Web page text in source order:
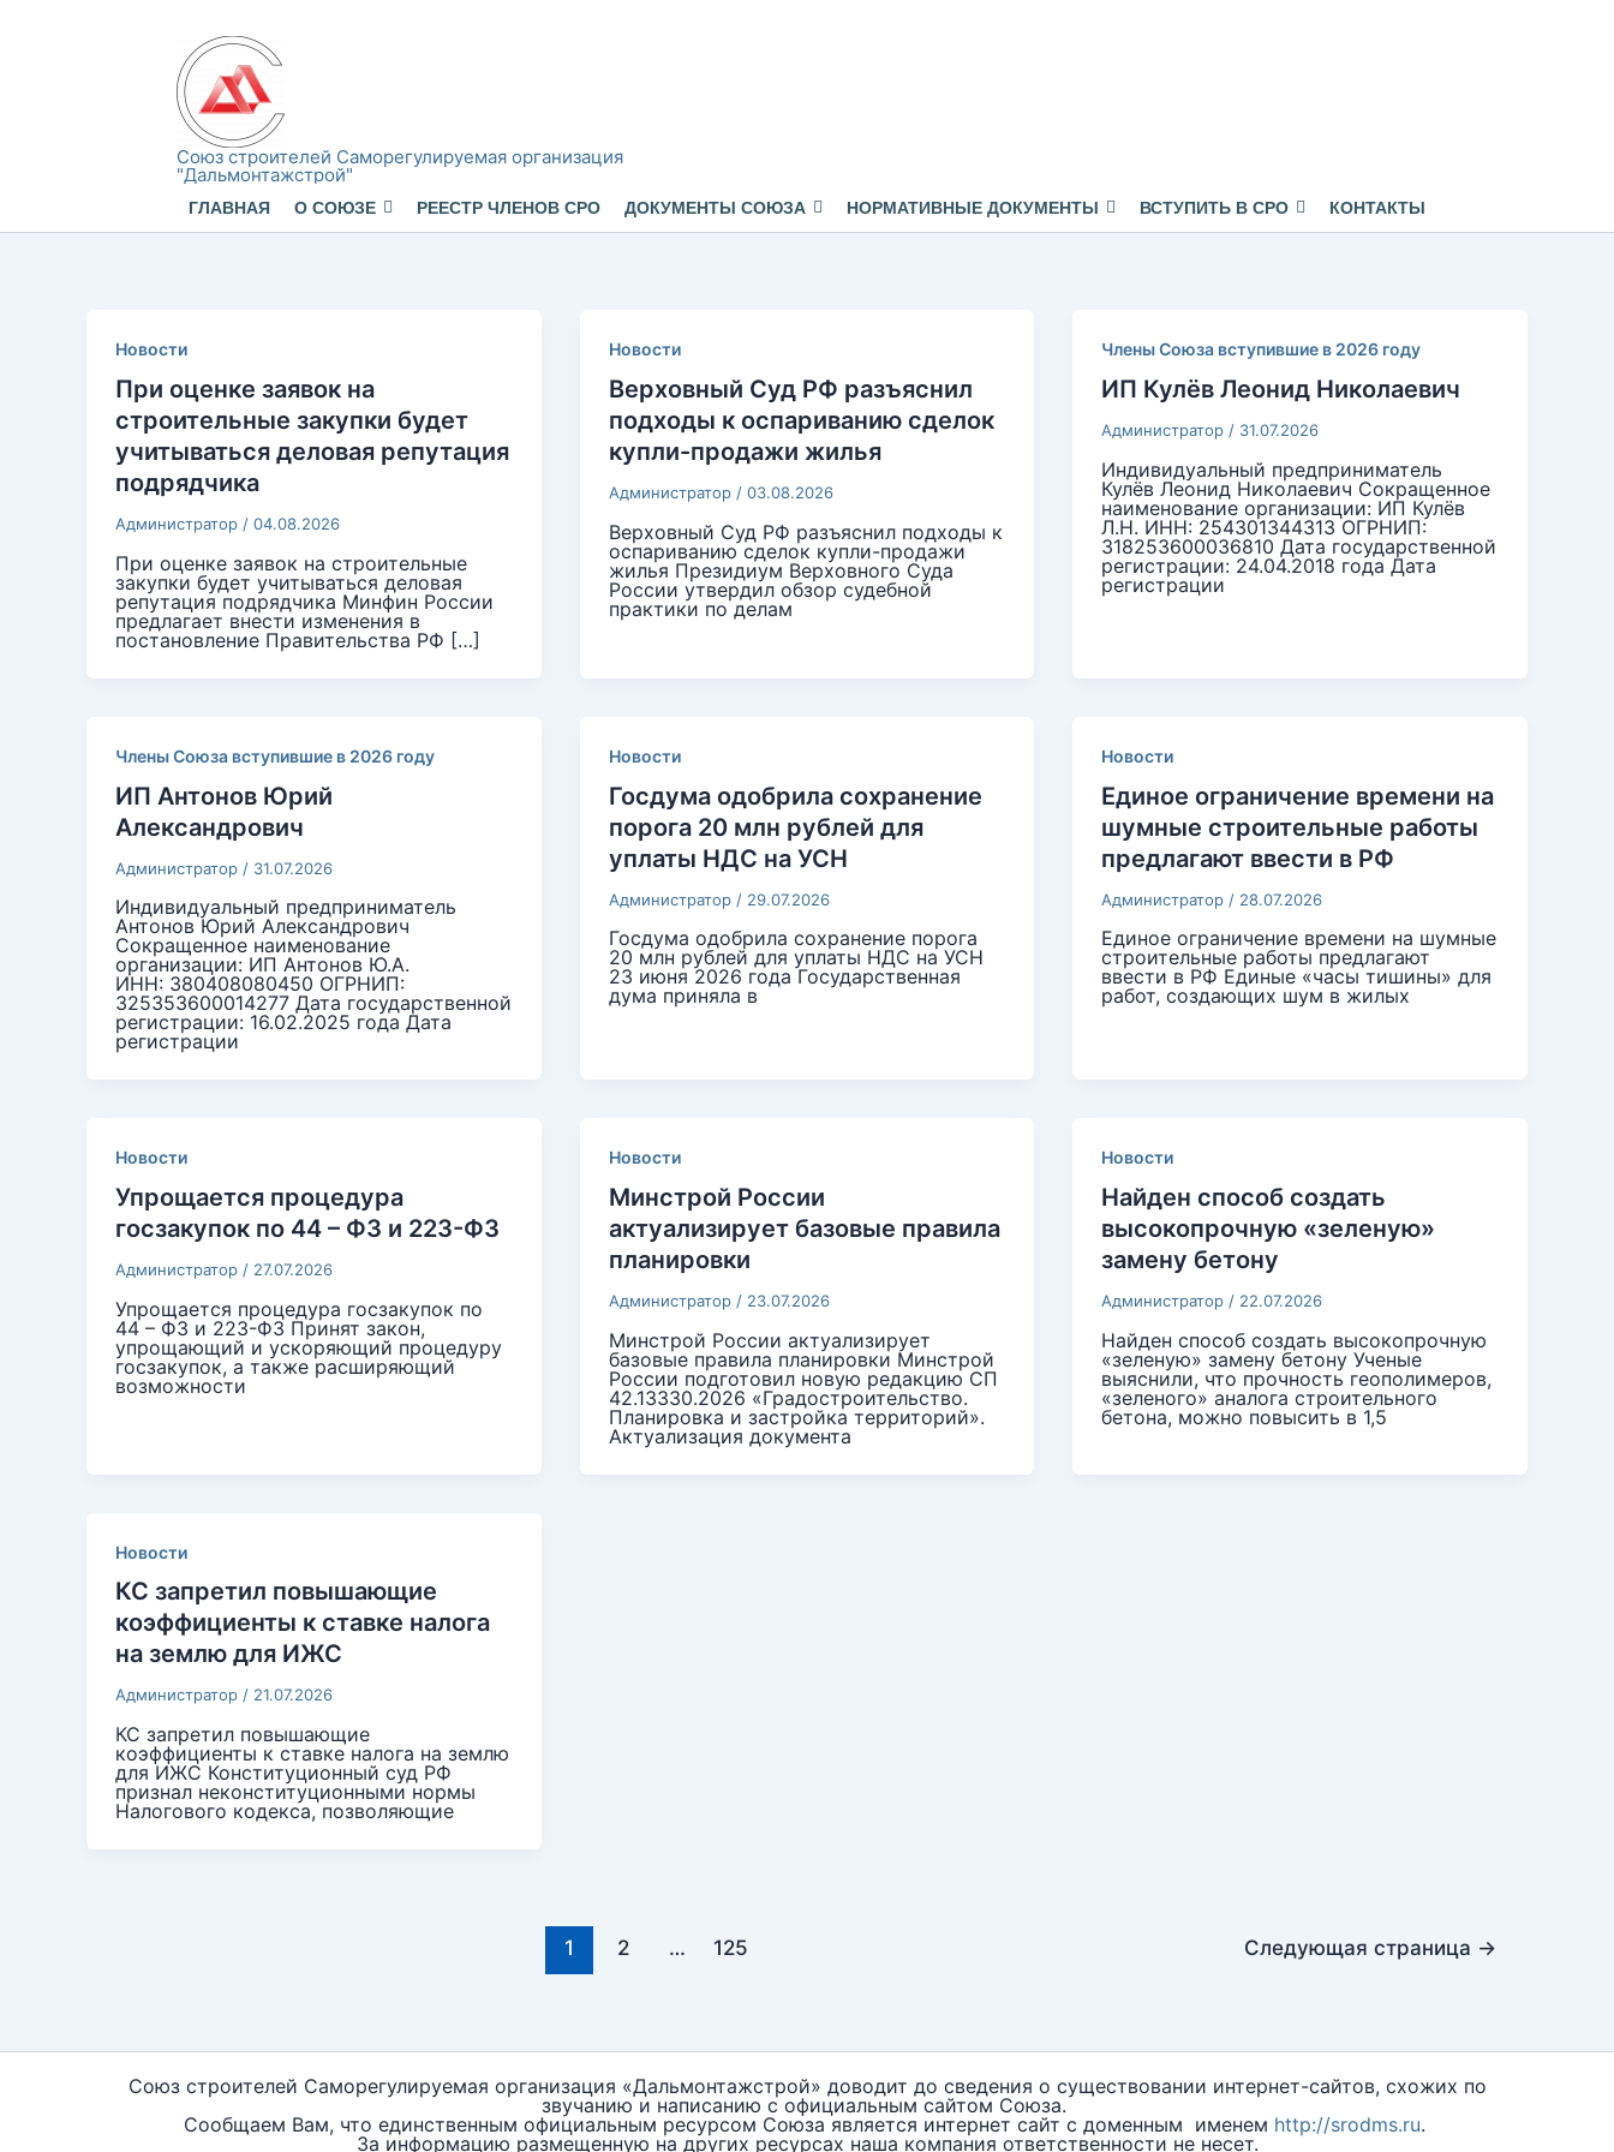
Союз строителей Саморегулируемая организация
"Дальмонтажстрой"
ГЛАВНАЯ О СОЮЗЕ РЕЕСТР ЧЛЕНОВ СРО ДОКУМЕНТЫ СОЮЗА НОРМАТИВНЫЕ ДОКУМЕНТЫ ВСТУПИТЬ В СРО КОНТАКТЫ
Новости
При оценке заявок на
строительные закупки будет
учитываться деловая репутация
подрядчика
Администратор / 04.08.2026
При оценке заявок на строительные
закупки будет учитываться деловая
репутация подрядчика Минфин России
предлагает внести изменения в
постановление Правительства РФ […]
Новости
Верховный Суд РФ разъяснил
подходы к оспариванию сделок
купли-продажи жилья
Администратор / 03.08.2026
Верховный Суд РФ разъяснил подходы к
оспариванию сделок купли-продажи
жилья Президиум Верховного Суда
России утвердил обзор судебной
практики по делам
Члены Союза вступившие в 2026 году
ИП Кулёв Леонид Николаевич
Администратор/ 31.07.2026
Индивидуальный предприниматель
Кулёв Леонид Николаевич Сокращенное
наименование организации: ИП Кулёв
Л.Н. ИНН: 254301344313 ОГРНИП:
318253600036810 Дата государственной
регистрации: 24.04.2018 года Дата
регистрации
Члены Союза вступившие в 2026 году
ИП Антонов Юрий
Александрович
Администратор / 31.07.2026
Индивидуальный предприниматель
Антонов Юрий Александрович
Сокращенное наименование
организации: ИП Антонов Ю.А.
ИНН: 380408080450 ОГРНИП:
325353600014277 Дата государственной
регистрации: 16.02.2025 года Дата
регистрации
Новости
Госдума одобрила сохранение
порога 20 млн рублей для
уплаты НДС на УСН
Администратор / 29.07.2026
Госдума одобрила сохранение порога
20 млн рублей для уплаты НДС на УСН
23 июня 2026 года Государственная
дума приняла в
Новости
Единое ограничение времени на
шумные строительные работы
предлагают ввести в РФ
Администратор / 28.07.2026
Единое ограничение времени на шумные
строительные работы предлагают
ввести в РФ Единые «часы тишины» для
работ, создающих шум в жилых
Новости
Упрощается процедура
госзакупок по 44 – ФЗ и 223-ФЗ
Администратор / 27.07.2026
Упрощается процедура госзакупок по
44 – ФЗ и 223-ФЗ Принят закон,
упрощающий и ускоряющий процедуру
госзакупок, а также расширяющий
возможности
Новости
Минстрой России
актуализирует базовые правила
планировки
Администратор / 23.07.2026
Минстрой России актуализирует
базовые правила планировки Минстрой
России подготовил новую редакцию СП
42.13330.2026 «Градостроительство.
Планировка и застройка территорий».
Актуализация документа
Новости
Найден способ создать
высокопрочную «зеленую»
замену бетону
Администратор / 22.07.2026
Найден способ создать высокопрочную
«зеленую» замену бетону Ученые
выяснили, что прочность геополимеров,
«зеленого» аналога строительного
бетона, можно повысить в 1,5
Новости
КС запретил повышающие
коэффициенты к ставке налога
на землю для ИЖС
Администратор / 21.07.2026
КС запретил повышающие
коэффициенты к ставке налога на землю
для ИЖС Конституционный cуд РФ
признал неконституционными нормы
Налогового кодекса, позволяющие
1 2 … 125 Следующая страница →
Союз строителей Саморегулируемая организация «Дальмонтажстрой» доводит до сведения о существовании интернет-сайтов, схожих по
звучанию и написанию с официальным сайтом Союза.
Сообщаем Вам, что единственным официальным ресурсом Союза является интернет сайт с доменным именем http://srodms.ru.
За информацию размещенную на других ресурсах наша компания ответственности не несет.